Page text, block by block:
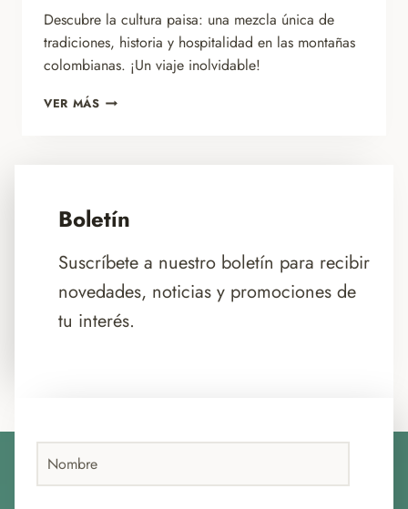
Descubre la cultura paisa: una mezcla única de
tradiciones, historia y hospitalidad en las montañas
colombianas. ¡Un viaje inolvidable!
VER MÁSCULTURA
Boletín
Suscríbete a nuestro boletín para recibir
novedades, noticias y promociones de
tu interés.